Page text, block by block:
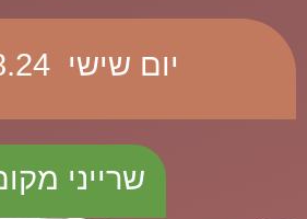
יום שישי 16.8.24
שרייני